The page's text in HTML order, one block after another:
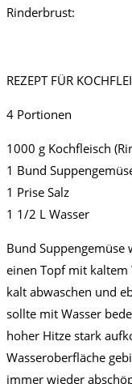
Rinderbrust:
REZEPT FÜR
4 Portionen
1000 g Kochfleisch
1 Bund
1 Prise Salz
1 1/2 L Wasser
Bund Suppengemüse
einen Topf mit kaltem
kalt abwaschen und
sollte mit Wasser
hoher Hitze stark
Wasseroberfläche
immer wieder